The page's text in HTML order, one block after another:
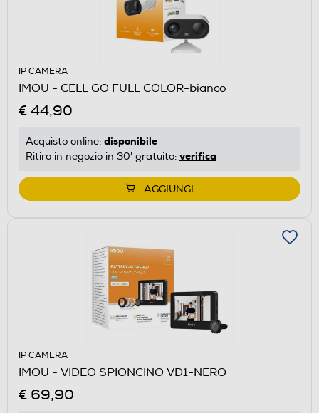
IP CAMERA
IMOU - CELL GO FULL COLOR-bianco
€ 44,90
Acquisto online: disponibile
Ritiro in negozio in 30' gratuito: verifica
AGGIUNGI
IP CAMERA
IMOU - VIDEO SPIONCINO VD1-NERO
€ 69,90